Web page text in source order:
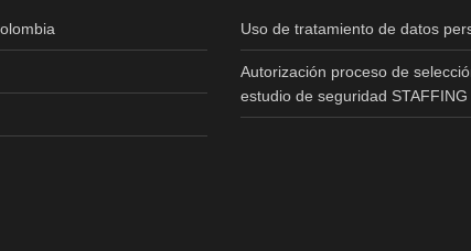
Uso de tratamiento de datos
Autorización proceso de
estudio de seguridad STAFFING